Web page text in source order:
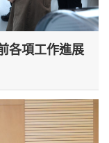
各項工作進展